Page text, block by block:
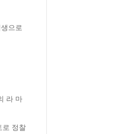
으로
라 마
로 정찰